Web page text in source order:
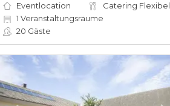
Eventlocation
Catering Flexibel
1 Veranstaltungsräume
20 Gäste